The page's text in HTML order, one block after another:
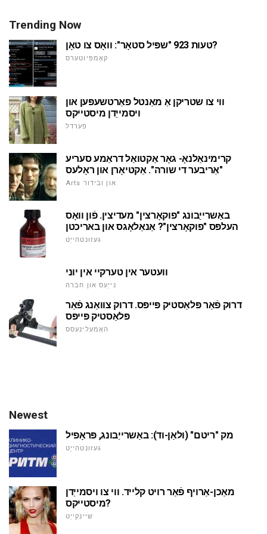
Trending Now
טעות 923 "שפּיל סטאָר": וואָס צו טאָן?
קאָמפּיוטערס
ווי צו שטריקן אַ מאַנטל פאַרטשעפּען און
ויסמייַדן מיסטייקס
פערדל
קרימינאַלנאָ- גאָר אַקטואַל דראַמע סעריע
"אַריבער די שורה". אַקטיאָרן און ראָלעס
Arts און ובידור
באַשרייַבונג "פוקאָרצין" מעדיצין. פֿון וואָס
העלפּס "פוקאָרצין"? אַנאַלאָגס און באריכטן
געזונטהייַט
וועטער אין טערקיי אין יוני
נייַעס און חברה
דרוק פֿאַר פּלאַסטיק פּייפּס. דרוק צוואַנג פֿאַר
פּלאַסטיק פּייפּס
האָמעלינעסס
Newest
מק "ריטם" (ולאַן-וד): באַשרייַבונג, פּראָפיל
געזונטהייַט
מאַכן-אַרויף פֿאַר רויט קלייד. ווי צו ויסמייַדן
מיסטייקס?
שיינקייַט